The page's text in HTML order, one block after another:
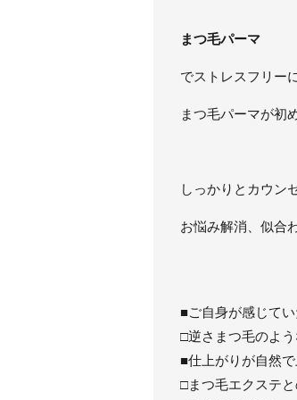
まつ毛パーマ
でストレスフリー
まつ毛パーマが初
しっかりとカウン
お悩み解消、似合
■ご自身が感じて
□逆さまつ毛のよ
■仕上がりが自然
□まつ毛エクステ